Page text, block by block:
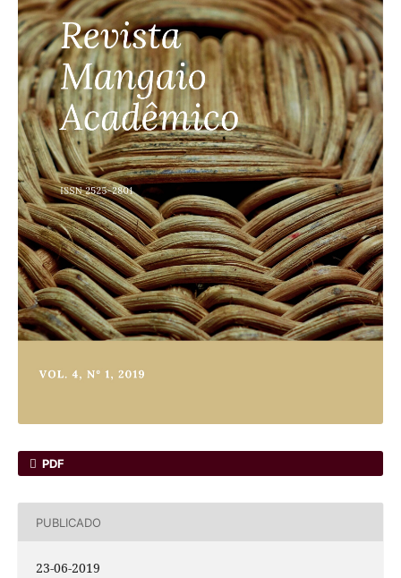
PDF
PUBLICADO
23-06-2019